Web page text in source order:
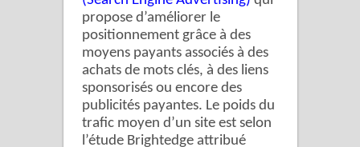
propose d’améliorer le
positionnement grâce à des
moyens payants associés à des
achats de mots clés, à des liens
sponsorisés ou encore des
publicités payantes. Le poids du
trafic moyen d’un site est selon
l’étude Brightedge attribué